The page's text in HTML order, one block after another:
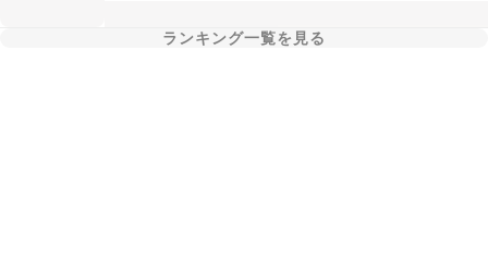
ランキング一覧を見る